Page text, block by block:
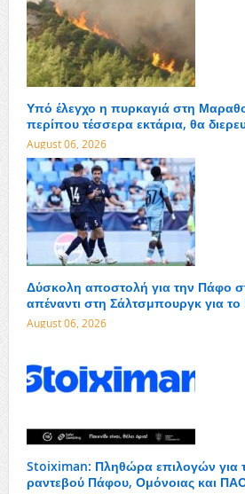
Υπό έλεγχο η πυρκαγιά στη
περίπου τέσσερα εκτάρια, θα
August 06, 2026
Δύσκολη αποστολή για την Πάφο
απέναντι στη Σάλτσμπουργκ για
August 06, 2026
Stoiximan: Πληθώρα επιλογών για
ραντεβού Πάφου, Ομόνοιας και